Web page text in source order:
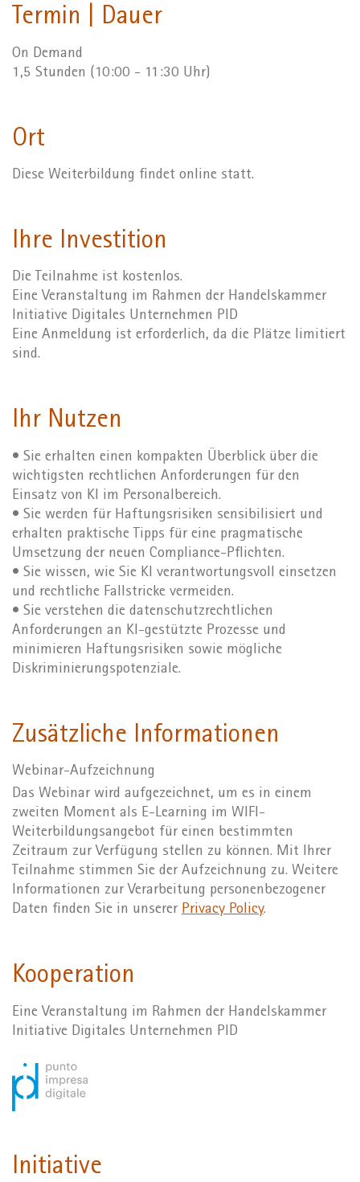
Termin | Dauer
On Demand
1,5 Stunden (10:00 - 11:30 Uhr)
Ort
Diese Weiterbildung findet online statt.
Ihre Investition
Die Teilnahme ist kostenlos.
Eine Veranstaltung im Rahmen der Handelskammer
Initiative Digitales Unternehmen PID
Eine Anmeldung ist erforderlich, da die Plätze limitiert
sind.
Ihr Nutzen
• Sie erhalten einen kompakten Überblick über die
wichtigsten rechtlichen Anforderungen für den
Einsatz von KI im Personalbereich.
• Sie werden für Haftungsrisiken sensibilisiert und
erhalten praktische Tipps für eine pragmatische
Umsetzung der neuen Compliance-Pflichten.
• Sie wissen, wie Sie KI verantwortungsvoll einsetzen
und rechtliche Fallstricke vermeiden.
• Sie verstehen die datenschutzrechtlichen
Anforderungen an KI-gestützte Prozesse und
minimieren Haftungsrisiken sowie mögliche
Diskriminierungspotenziale.
Zusätzliche Informationen
Webinar-Aufzeichnung
Das Webinar wird aufgezeichnet, um es in einem
zweiten Moment als E-Learning im WIFI-
Weiterbildungsangebot für einen bestimmten
Zeitraum zur Verfügung stellen zu können. Mit Ihrer
Teilnahme stimmen Sie der Aufzeichnung zu. Weitere
Informationen zur Verarbeitung personenbezogener
Daten finden Sie in unserer Privacy Policy.
Kooperation
Eine Veranstaltung im Rahmen der Handelskammer
Initiative Digitales Unternehmen PID
Initiative